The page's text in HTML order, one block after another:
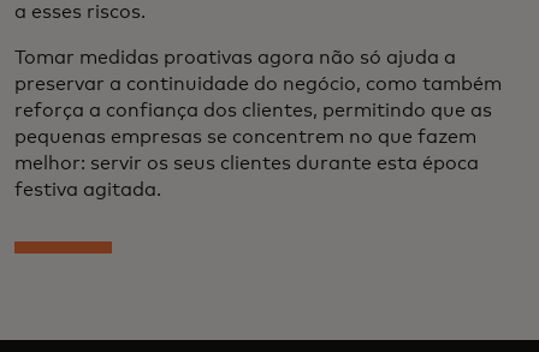
a esses riscos.
Tomar medidas proativas agora não só ajuda a
preservar a continuidade do negócio, como também
reforça a confiança dos clientes, permitindo que as
pequenas empresas se concentrem no que fazem
melhor: servir os seus clientes durante esta época
festiva agitada.